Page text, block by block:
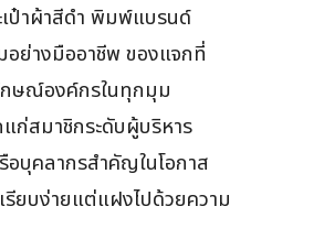
เป๋าผ้าสีดำ พิมพ์แบรนด์
อย่างมืออาชีพ ของแจกที่
ษณ์องค์กรในทุกมุม
ก่สมาชิกระดับผู้บริหาร
อบุคลากรสำคัญในโอกาส
ยบง่ายแต่แฝงไปด้วยความ